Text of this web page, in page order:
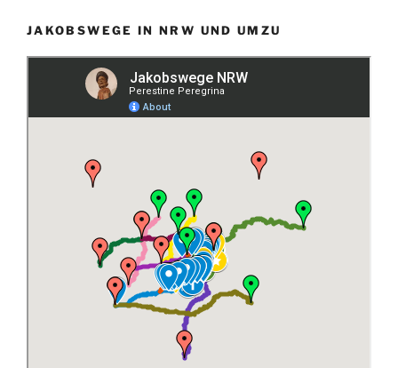
JAKOBSWEGE IN NRW UND UMZU